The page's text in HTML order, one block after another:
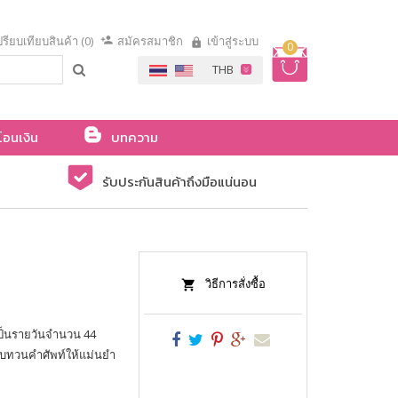
0
รียบเทียบสินค้า (0) สมัครสมาชิก เข้าสู่ระบบ
นเงิน
บทความ
รับประกันสินค้าถึงมือแน่นอน
รายวันจำนวน 44
ทวนคำศัพท์ให้แม่นยำ
วิธีการสั่งซื้อ